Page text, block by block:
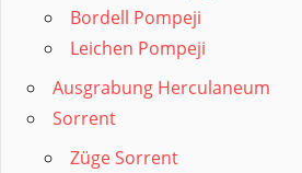
Bordell Pompeji
Leichen Pompeji
Ausgrabung Herculaneum
Sorrent
Züge Sorrent